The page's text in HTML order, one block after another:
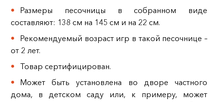
Размеры песочницы в собранном виде
составляют: 138 см на 145 см и на 22 см.
Рекомендуемый возраст игр в такой песочнице –
от 2 лет.
Товар сертифицирован.
Может быть установлена во дворе частного
дома, в детском саду или, к примеру, может